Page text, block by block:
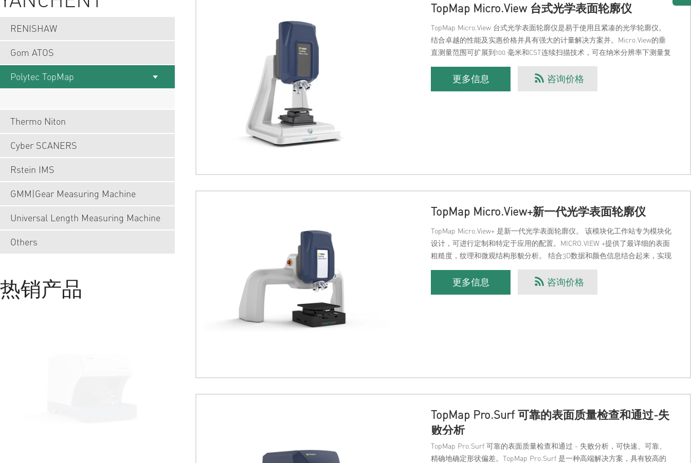
RENISHAW
Gom ATOS
Polytec TopMap
Thermo Niton
Cyber SCANERS
Rstein IMS
GMM|Gear Measuring Machine
Universal Length Measuring Machine
Others
热销产品
TopMap Micro.View 台式光学表面轮廓仪
TopMap Micro.View 台式光学表面轮廓仪是易于使用且紧凑的光学轮廓仪。
结合卓越的性能及实惠价格并具有强大的计量解决方案并。Micro.View的垂
直测量范围可扩展到100 毫米和CST连续扫描技术，可在纳米分辨率下测量复
更多信息 咨询价格
TopMap Micro.View+新一代光学表面轮廓仪
TopMap Micro.View+ 是新一代光学表面轮廓仪。 该模块化工作站专为模块化
设计，可进行定制和特定于应用的配置。MICRO.VIEW +提供了最详细的表面
粗糙度，纹理和微观结构形貌分析。 结合3D数据和颜色信息结合起来，实现
更多信息 咨询价格
TopMap Pro.Surf 可靠的表面质量检查和通过-失
败分析
TopMap Pro.Surf 可靠的表面质量检查和通过 - 失败分析，可快速、可靠、
精确地确定形状偏差。TopMap Pro.Surf 是一种高端解决方案，具有较高的